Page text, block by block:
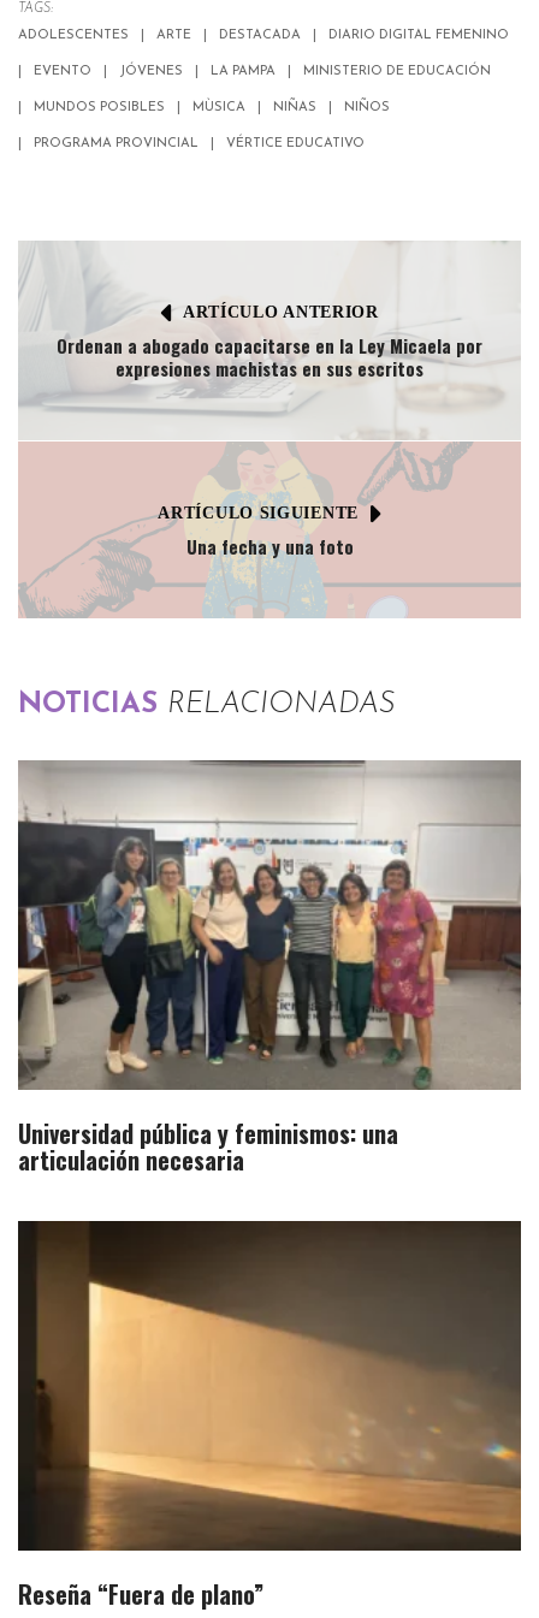
TAGS:
ADOLESCENTES
ARTE DESTACADA DIARIO DIGITAL FEMENINO
EVENTO JÓVENES LA PAMPA MINISTERIO DE EDUCACIÓN
MUNDOS POSIBLES MÙSICA NIÑAS NIÑOS
PROGRAMA PROVINCIAL VÉRTICE EDUCATIVO
ARTÍCULO ANTERIOR
Ordenan a abogado capacitarse en la Ley Micaela por
expresiones machistas en sus escritos
ARTÍCULO SIGUIENTE
Una fecha y una foto
NOTICIAS RELACIONADAS
Universidad pública y feminismos: una
articulación necesaria
Reseña “Fuera de plano”